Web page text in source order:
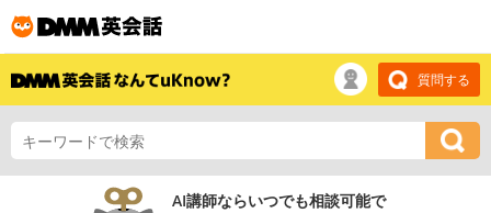
質問する
AI講師ならいつでも相談可能で